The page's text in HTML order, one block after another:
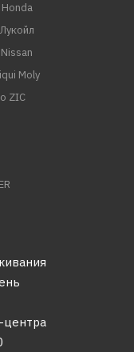
Moly
ZIC
центра